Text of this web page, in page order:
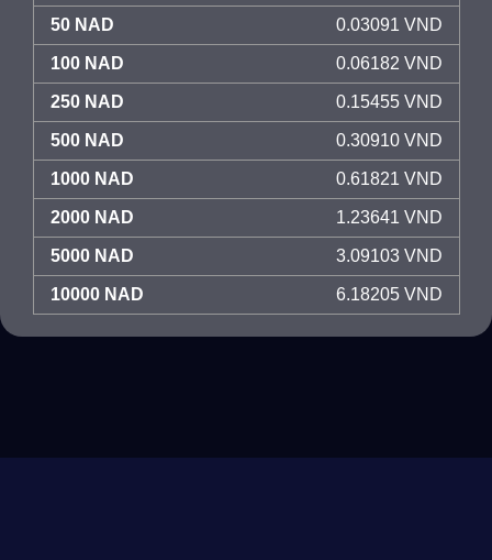
50 NAD 0.03091 VND
100 NAD 0.06182 VND
250 NAD 0.15455 VND
500 NAD 0.30910 VND
1000 NAD 0.61821 VND
2000 NAD 1.23641 VND
5000 NAD 3.09103 VND
10000 NAD 6.18205 VND